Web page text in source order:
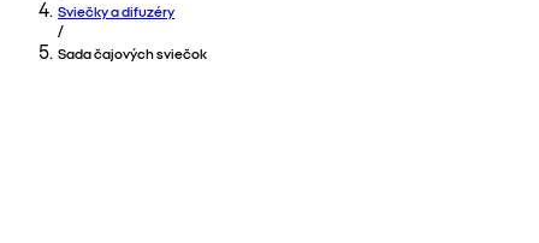
Sviečky a difuzéry
/
Sada čajových sviečok